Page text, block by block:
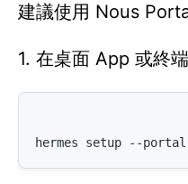
建議使用 Nous
1. 在桌面 App 或終
hermes setup --portal